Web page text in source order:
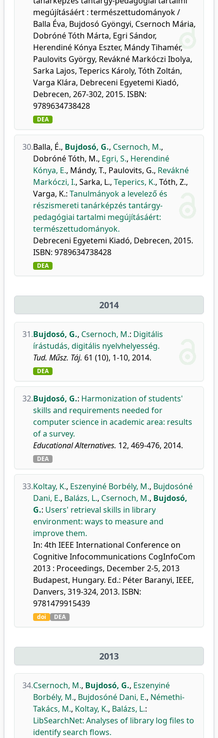
megújításáért : természettudományok /
Balla Éva, Bujdosó Gyöngyi, Csernoch Mária,
Dobróné Tóth Márta, Egri Sándor,
Herendiné Kónya Eszter, Mándy Tihamér,
Paulovits György, Revákné Markóczi Ibolya,
Sarka Lajos, Teperics Károly, Tóth Zoltán,
Varga Klára, Debreceni Egyetemi Kiadó,
Debrecen, 267-302, 2015. ISBN:
9789634738428
DEA
30.Balla, É., Bujdosó, G., Csernoch, M.,
Dobróné Tóth, M., Egri, S., Herendiné
Kónya, E., Mándy, T., Paulovits, G., Revákné
Markóczi, I., Sarka, L., Teperics, K., Tóth, Z.,
Varga, K.: Tanulmányok a levelező és
részismereti tanárképzés tantárgy-
pedagógiai tartalmi megújításáért:
természettudományok.
Debreceni Egyetemi Kiadó, Debrecen, 2015.
ISBN: 9789634738428
DEA
2014
31.Bujdosó, G., Csernoch, M.: Digitális
írástudás, digitális nyelvhelyesség.
Tud. Műsz. Táj. 61 (10), 1-10, 2014.
DEA
32.Bujdosó, G.: Harmonization of students'
skills and requirements needed for
computer science in academic area: results
of a survey.
Educational Alternatives. 12, 469-476, 2014.
DEA
33.Koltay, K., Eszenyiné Borbély, M., Bujdosóné
Dani, E., Balázs, L., Csernoch, M., Bujdosó,
G.: Users' retrieval skills in library
environment: ways to measure and
improve them.
In: 4th IEEE International Conference on
Cognitive Infocommunications CogInfoCom
2013 : Proceedings, December 2-5, 2013
Budapest, Hungary. Ed.: Péter Baranyi, IEEE,
Danvers, 319-324, 2013. ISBN:
9781479915439
doi DEA
2013
34.Csernoch, M., Bujdosó, G., Eszenyiné
Borbély, M., Bujdosóné Dani, E., Némethi-
Takács, M., Koltay, K., Balázs, L.:
LibSearchNet: Analyses of library log files to
identify search flows.